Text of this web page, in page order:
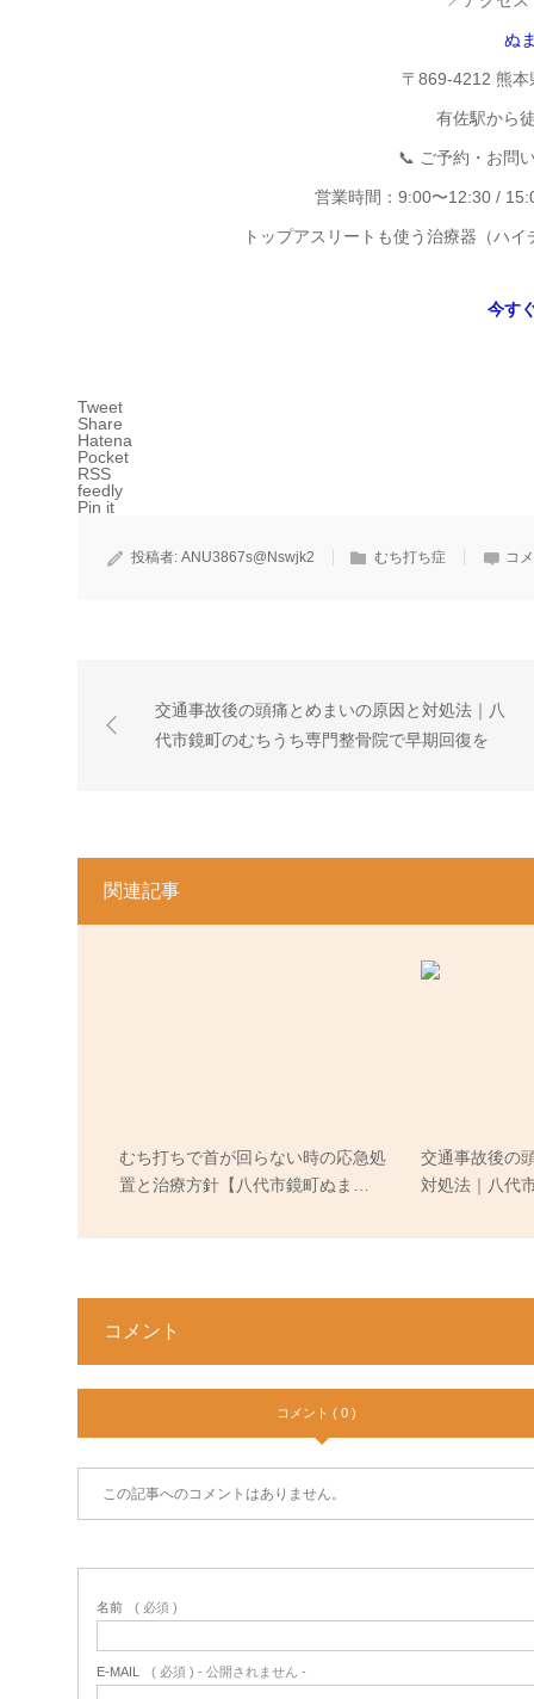
ぬ
〒869-4212 熊
有佐駅から
📞 ご予約・お問
営業時間：9:00〜12:30 /
トップアスリートも使う治療器（ハ
今す
Tweet
Share
Hatena
Pocket
RSS
feedly
Pin it
投稿者: ANU3867s@Nswjk2 むち打ち症 コ
交通事故後の頭痛とめまいの原因と対処法｜八
代市鏡町のむちうち専門整骨院で早期回復を
関連記事
むち打ちで首が回らない時の応急処
置と治療方針【八代市鏡町ぬま…
交通事故後の
対処法｜八代
コメント
コメント ( 0 )
この記事へのコメントはありません。
名前 ( 必須 )
E-MAIL ( 必須 ) - 公開されません -